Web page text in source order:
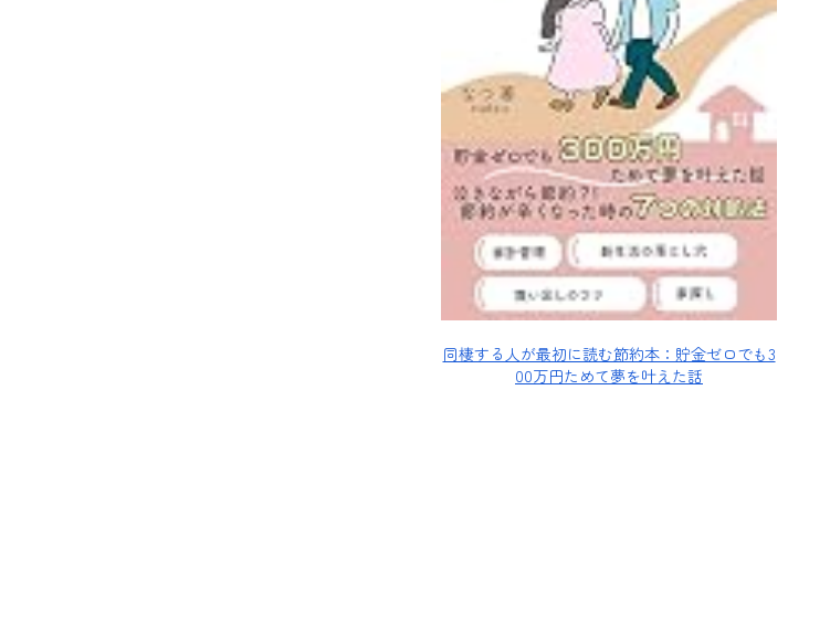
同棲する人が最初に読む節約本：貯金ゼロでも3
00万円ためて夢を叶えた話